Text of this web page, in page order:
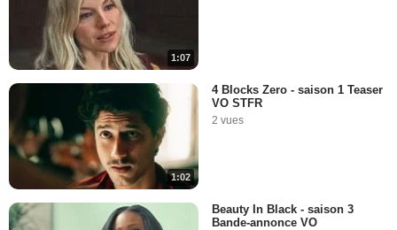
1:07
1:02
4 Blocks Zero - saison 1 Teaser
VO STFR
2 vues
Beauty In Black - saison 3
Bande-annonce VO